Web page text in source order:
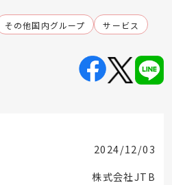
その他国内グループ サービス
2024/12/03
株式会社JTB